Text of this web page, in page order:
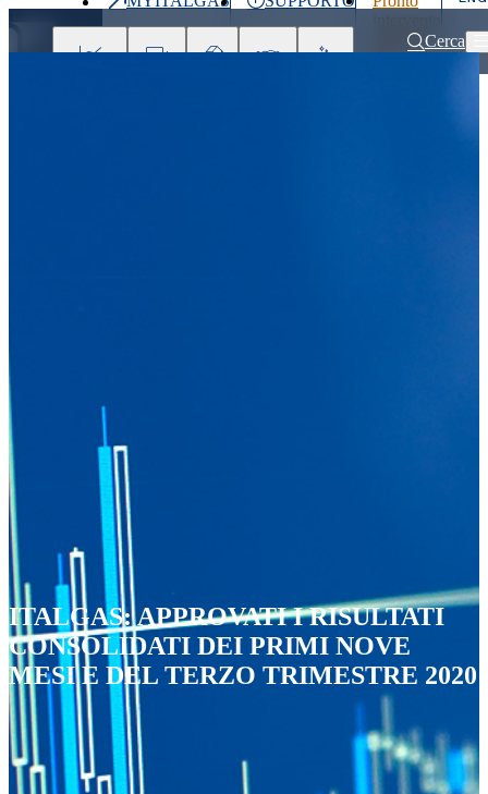
Ultimo
800 900Cerca
ITALGAS: APPROVATI I RISULTATI
CONSOLIDATI DEI PRIMI NOVE
MESI E DEL TERZO TRIMESTRE 2020